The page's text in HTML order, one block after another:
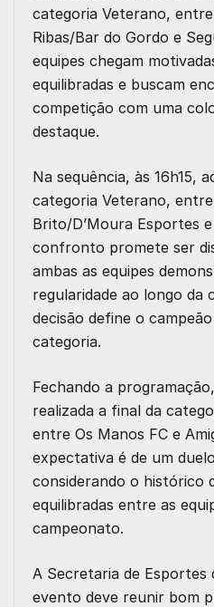
categoria Veterano, entre
Ribas/Bar do Gordo e
equipes chegam
equilibradas e buscam
competição com uma
destaque.
Na sequência, às 16h15,
categoria Veterano, entre
Brito/D’Moura Esportes e
confronto promete ser
ambas as equipes
regularidade ao longo da
decisão define o
categoria.
Fechando a
realizada a final da
entre Os Manos FC e
expectativa é de um
considerando o histórico
equilibradas entre as
campeonato.
A Secretaria de Esportes
evento deve reunir bom